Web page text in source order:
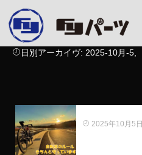
日別アーカイヴ: 2025-10月-5,
2025年10月5日